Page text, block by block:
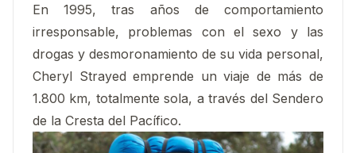
En 1995, tras años de comportamiento
irresponsable, problemas con el sexo y las
drogas y desmoronamiento de su vida personal,
Cheryl Strayed emprende un viaje de más de
1.800 km, totalmente sola, a través del Sendero
de la Cresta del Pacífico.